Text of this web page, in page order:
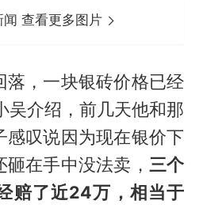
闻 查看更多图片
落，一块银砖价格已经
吴介绍，前几天他和那
感叹说因为现在银价下
在手中没法卖， 三个
赔了近24万，相当于